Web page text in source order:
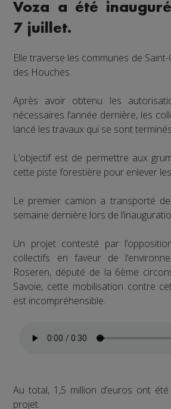
Voza a été
7 juillet.
Elle traverse les communes de
des Houches.
Après avoir obtenu les
nécessaires l’année dernière, les
lancé les travaux qui se sont
L’objectif est de permettre aux
cette piste forestière pour enlever
Le premier camion a transporté
semaine dernière lors de
Un projet contesté par
collectifs en faveur de
Roseren, député de la 6ème
Savoie, cette mobilisation contre
est incompréhensible.
Au total, 1,5 million d’euros ont
projet.